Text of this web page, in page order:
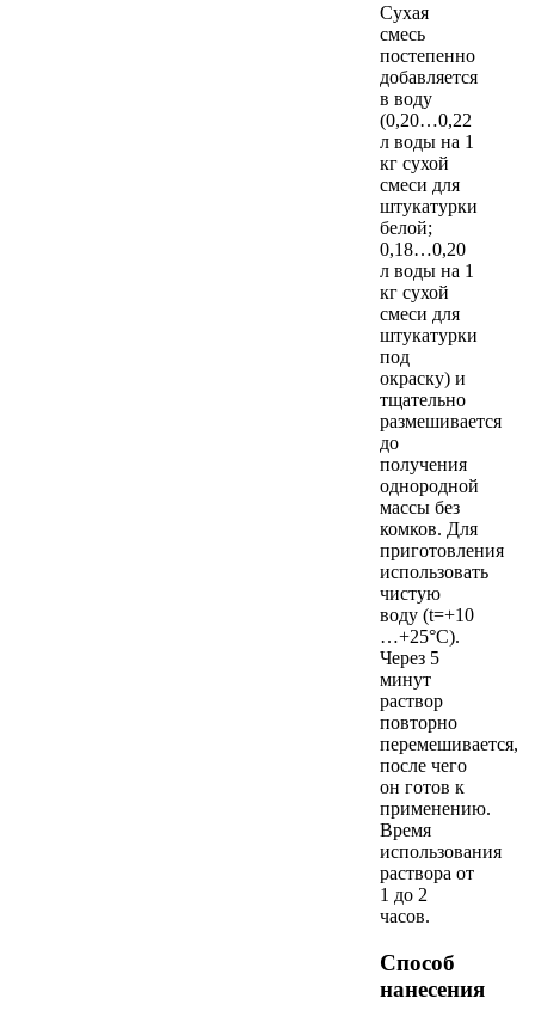
Сухая
смесь
постепенно
добавляется
в воду
(0,20…0,22
л воды на 1
кг сухой
смеси для
штукатурки
белой;
0,18…0,20
л воды на 1
кг сухой
смеси для
штукатурки
под
окраску) и
тщательно
размешивается
до
получения
однородной
массы без
комков. Для
приготовления
использовать
чистую
воду (t=+10
…+25°C).
Через 5
минут
раствор
повторно
перемешивается,
после чего
он готов к
применению.
Время
использования
раствора от
1 до 2
часов.
Способ
нанесения